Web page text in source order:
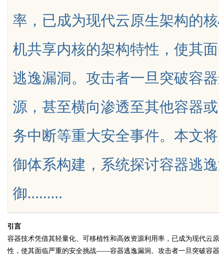
uz
率，已成为现代云原生架构的
机共享内核的架构特性，使其
逃逸漏洞。攻击者一旦突破容
源，甚至横向渗透至其他容器
务中断等重大安全事件。本文
御体系构建，系统探讨容器逃
御.........
引言
容器技术凭借其轻量化、可移植性和高效资源利用率，已成为现代云
性，使其面临严重的安全挑战——容器逃逸漏洞。攻击者一旦突破容
秘诀？ 辨识度